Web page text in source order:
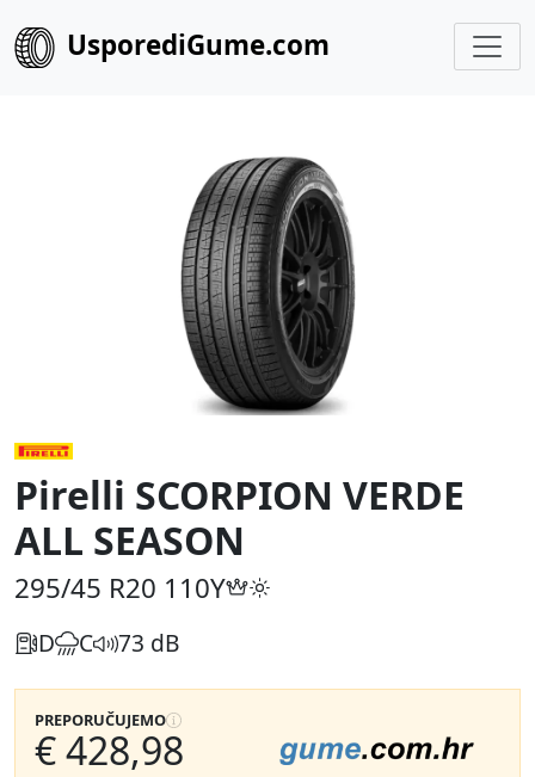
UsporediGume.com
Pirelli SCORPION VERDE
ALL SEASON
295/45 R20 110Y
D C 73 dB
PREPORUČUJEMO
€ 428,98